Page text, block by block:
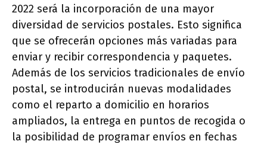
2022 será la incorporación de una mayor
diversidad de servicios postales. Esto significa
que se ofrecerán opciones más variadas para
enviar y recibir correspondencia y paquetes.
Además de los servicios tradicionales de envío
postal, se introducirán nuevas modalidades
como el reparto a domicilio en horarios
ampliados, la entrega en puntos de recogida o
la posibilidad de programar envíos en fechas